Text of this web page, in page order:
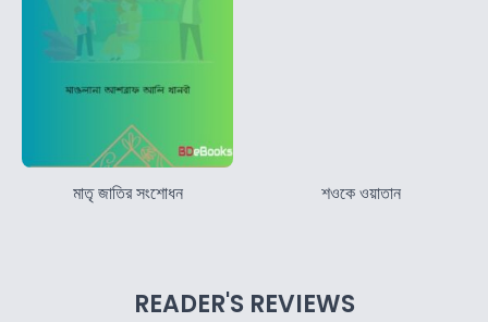
মাতৃ জাতির সংশোধন শওকে ওয়াতান
READER'S REVIEWS